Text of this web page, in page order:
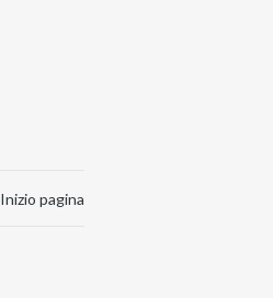
Inizio pagina